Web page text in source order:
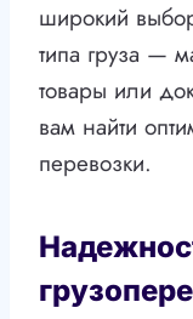
широкий
типа груза —
товары или
вам найти
перевозки.